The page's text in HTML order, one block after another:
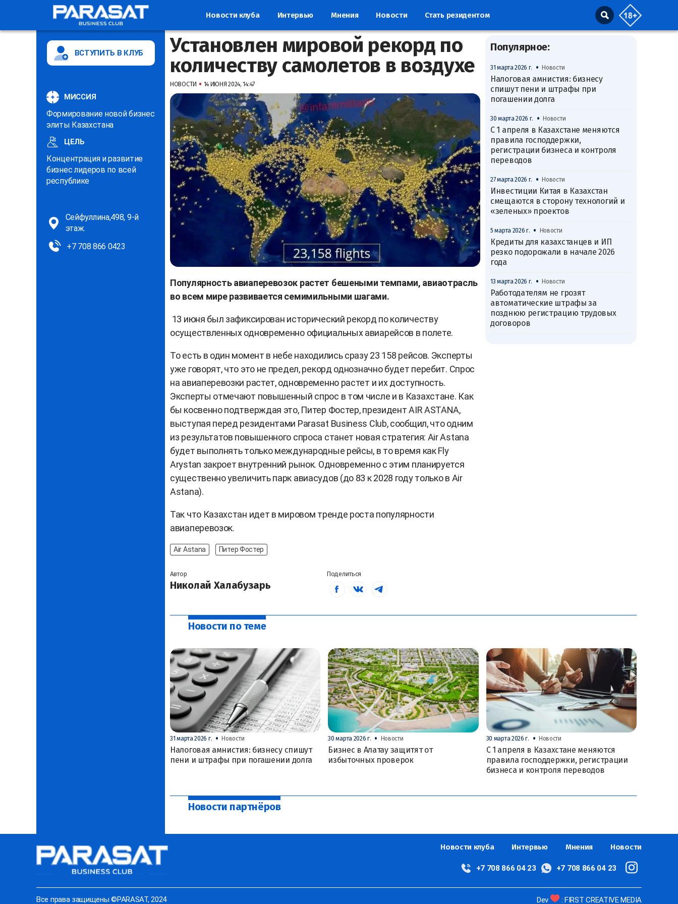
Новости клуба Интервью Мнения Новости Стать резидентом
ВСТУПИТЬ В КЛУБ
МИССИЯ
Формирование новой бизнес
элиты Казахстана
ЦЕЛЬ
Концентрация и развитие
бизнес лидеров по всей
республике
Сейфуллина,498, 9-й
этаж.
+7 708 866 0423
Установлен мировой рекорд по
количеству самолетов в воздухе
НОВОСТИ • 14 ИЮНЯ 2024, 14:47
Популярность авиаперевозок растет бешеными темпами, авиаотрасль
во всем мире развивается семимильными шагами.
13 июня был зафиксирован исторический рекорд по количеству
осуществленных одновременно официальных авиарейсов в полете.
То есть в один момент в небе находились сразу 23 158 рейсов. Эксперты
уже говорят, что это не предел, рекорд однозначно будет перебит. Спрос
на авиаперевозки растет, одновременно растет и их доступность.
Эксперты отмечают повышенный спрос в том числе и в Казахстане. Как
бы косвенно подтверждая это, Питер Фостер, президент AIR ASTANA,
выступая перед резидентами Parasat Business Club, сообщил, что одним
из результатов повышенного спроса станет новая стратегия: Air Astana
будет выполнять только международные рейсы, в то время как Fly
Arystan закроет внутренний рынок. Одновременно с этим планируется
существенно увеличить парк авиасудов (до 83 к 2028 году только в Air
Astana).
Так что Казахстан идет в мировом тренде роста популярности
авиаперевозок.
Air Astana Питер Фостер
Автор
Николай Халабузарь
Поделиться
Популярное:
31 марта 2026 г. • Новости
Налоговая амнистия: бизнесу
спишут пени и штрафы при
погашении долга
30 марта 2026 г. • Новости
С 1 апреля в Казахстане меняются
правила господдержки,
регистрации бизнеса и контроля
переводов
27 марта 2026 г. • Новости
Инвестиции Китая в Казахстан
смещаются в сторону технологий и
«зеленых» проектов
5 марта 2026 г. • Новости
Кредиты для казахстанцев и ИП
резко подорожали в начале 2026
года
13 марта 2026 г. • Новости
Работодателям не грозят
автоматические штрафы за
позднюю регистрацию трудовых
договоров
Новости по теме
31 марта 2026 г. • Новости
Налоговая амнистия: бизнесу спишут
пени и штрафы при погашении долга
30 марта 2026 г. • Новости
Бизнес в Алатау защитят от
избыточных проверок
30 марта 2026 г. • Новости
С 1 апреля в Казахстане меняются
правила господдержки, регистрации
бизнеса и контроля переводов
Новости партнёров
Новости клуба Интервью Мнения Новости
+7 708 866 04 23 +7 708 866 04 23
Все права защищены ©PARASAT, 2024 Dev : FIRST CREATIVE MEDIA